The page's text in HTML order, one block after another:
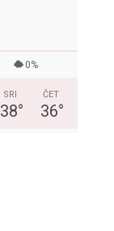
0%
SRI
38°
ČET
36°